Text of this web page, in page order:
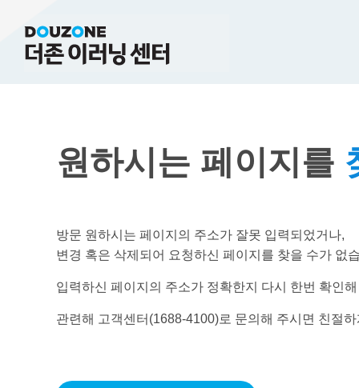
원하시는 페이지를
방문 원하시는 페이지의 주소가 잘못 입력되었거나,
변경 혹은 삭제되어 요청하신 페이지를 찾을 수가 없
입력하신 페이지의 주소가 정확한지 다시 한번 확인
관련해 고객센터(1688-4100)로 문의해 주시면 친절